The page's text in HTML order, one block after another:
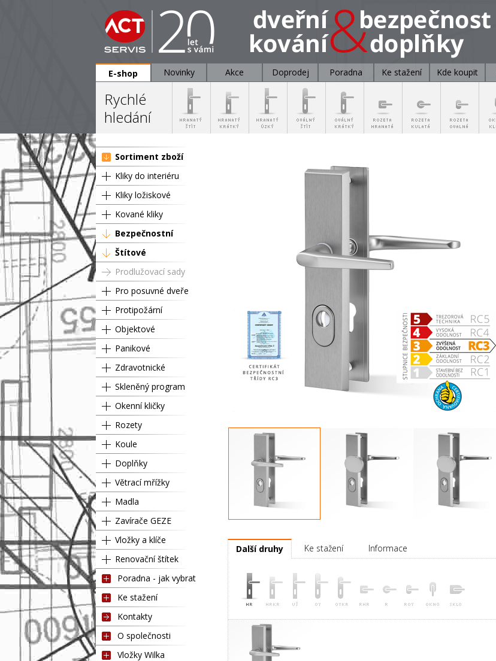
E-shop
Novinky Akce Doprodej Poradna Ke stažení Kde koupit
Rychlé
hledání
Sortiment zboží
Kliky do interiéru
Kliky ložiskové
Kované kliky
Bezpečnostní
Štítové
Prodlužovací sady
Pro posuvné dveře
Protipožární
Objektové
Panikové
Zdravotnické
Skleněný program
Okenní kličky
Rozety
Koule
Doplňky
Větrací mřížky
Madla
Zavírače GEZE
Vložky a klíče
Renovační štítek
Poradna - jak vybrat
Ke stažení
Kontakty
O společnosti
Vložky Wilka
Další druhy Ke stažení Informace